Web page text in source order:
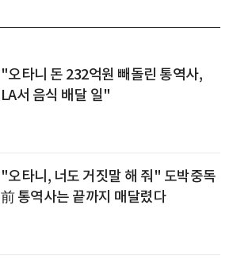
"오타니 돈 232억원 빼돌린 통역사,
LA서 음식 배달 일"
"오타니, 너도 거짓말 해 줘" 도박중독
前 통역사는 끝까지 매달렸다